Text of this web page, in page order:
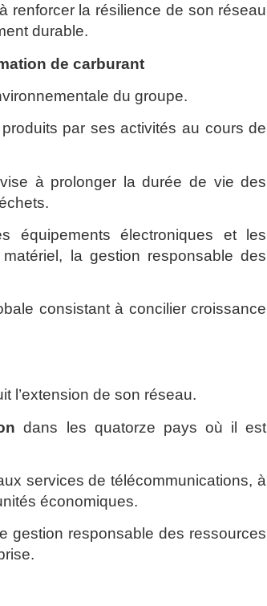
renforcer la résilience de son réseau
durable.
de carburant
du groupe.
produits par ses activités au cours de
à prolonger la durée de vie des
équipements électroniques et les
la gestion responsable des
consistant à concilier croissance
l’extension de son réseau.
dans les quatorze pays où il est
services de télécommunications, à
économiques.
gestion responsable des ressources